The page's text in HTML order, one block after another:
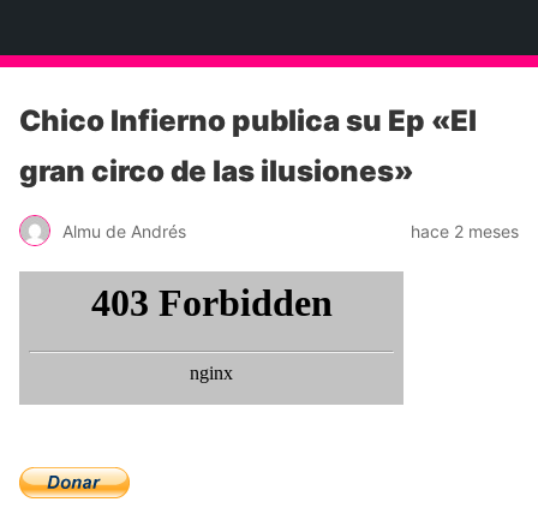
Chico Infierno publica su Ep «El
gran circo de las ilusiones»
Almu de Andrés hace 2 meses